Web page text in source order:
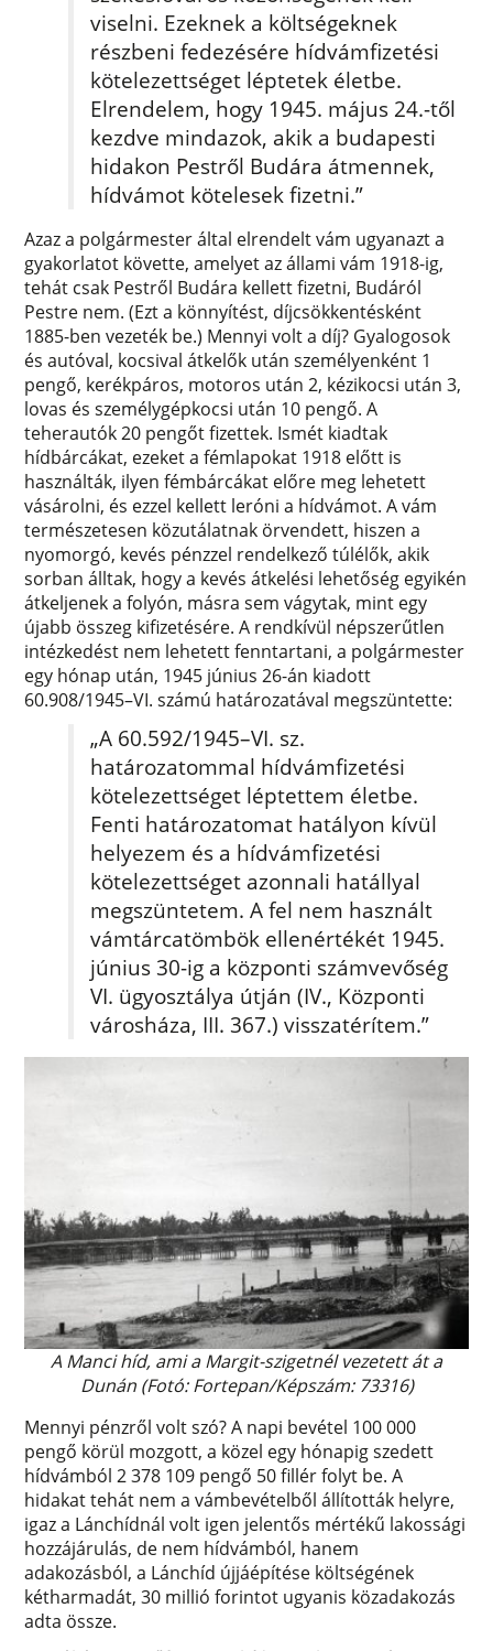
viselni. Ezeknek a költségeknek
részbeni fedezésére hídvámfizetési
kötelezettséget léptetek életbe.
Elrendelem, hogy 1945. május 24.-től
kezdve mindazok, akik a budapesti
hidakon Pestről Budára átmennek,
hídvámot kötelesek fizetni.”
Azaz a polgármester által elrendelt vám ugyanazt a
gyakorlatot követte, amelyet az állami vám 1918-ig,
tehát csak Pestről Budára kellett fizetni, Budáról
Pestre nem. (Ezt a könnyítést, díjcsökkentésként
1885-ben vezeték be.) Mennyi volt a díj? Gyalogosok
és autóval, kocsival átkelők után személyenként 1
pengő, kerékpáros, motoros után 2, kézikocsi után 3,
lovas és személygépkocsi után 10 pengő. A
teherautók 20 pengőt fizettek. Ismét kiadtak
hídbárcákat, ezeket a fémlapokat 1918 előtt is
használták, ilyen fémbárcákat előre meg lehetett
vásárolni, és ezzel kellett leróni a hídvámot. A vám
természetesen közutálatnak örvendett, hiszen a
nyomorgó, kevés pénzzel rendelkező túlélők, akik
sorban álltak, hogy a kevés átkelési lehetőség egyikén
átkeljenek a folyón, másra sem vágytak, mint egy
újabb összeg kifizetésére. A rendkívül népszerűtlen
intézkedést nem lehetett fenntartani, a polgármester
egy hónap után, 1945 június 26-án kiadott
60.908/1945–VI. számú határozatával megszüntette:
„A 60.592/1945–VI. sz.
határozatommal hídvámfizetési
kötelezettséget léptettem életbe.
Fenti határozatomat hatályon kívül
helyezem és a hídvámfizetési
kötelezettséget azonnali hatállyal
megszüntetem. A fel nem használt
vámtárcatömbök ellenértékét 1945.
június 30-ig a központi számvevőség
VI. ügyosztálya útján (IV., Központi
városháza, III. 367.) visszatérítem.”
A Manci híd, ami a Margit-szigetnél vezetett át a
Dunán (Fotó: Fortepan/Képszám: 73316)
Mennyi pénzről volt szó? A napi bevétel 100 000
pengő körül mozgott, a közel egy hónapig szedett
hídvámból 2 378 109 pengő 50 fillér folyt be. A
hidakat tehát nem a vámbevételből állították helyre,
igaz a Lánchídnál volt igen jelentős mértékű lakossági
hozzájárulás, de nem hídvámból, hanem
adakozásból, a Lánchíd újjáépítése költségének
kétharmadát, 30 millió forintot ugyanis közadakozás
adta össze.